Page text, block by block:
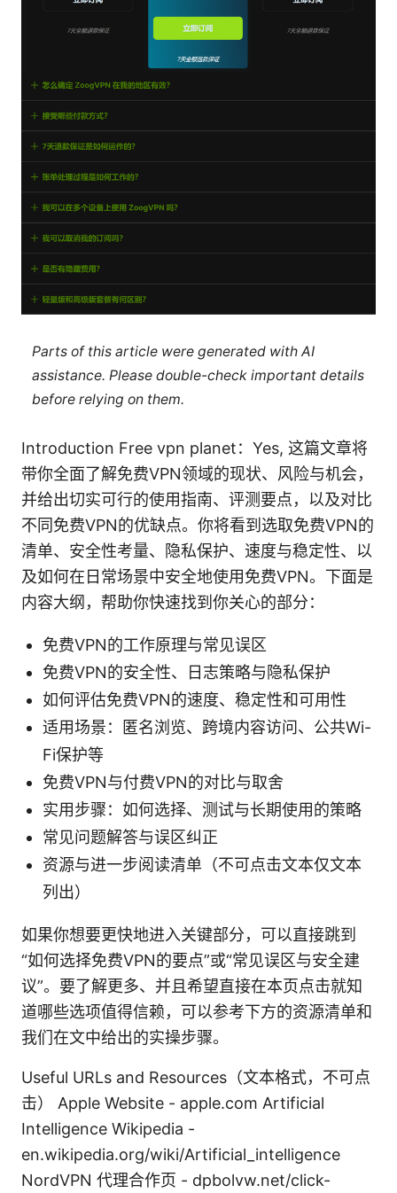
Parts of this article were generated with AI
assistance. Please double-check important details
before relying on them.
Introduction Free vpn planet：Yes, 这篇文章将
带你全面了解免费VPN领域的现状、风险与机会，
并给出切实可行的使用指南、评测要点，以及对比
不同免费VPN的优缺点。你将看到选取免费VPN的
清单、安全性考量、隐私保护、速度与稳定性、以
及如何在日常场景中安全地使用免费VPN。下面是
内容大纲，帮助你快速找到你关心的部分：
免费VPN的工作原理与常见误区
免费VPN的安全性、日志策略与隐私保护
如何评估免费VPN的速度、稳定性和可用性
适用场景：匿名浏览、跨境内容访问、公共Wi-
Fi保护等
免费VPN与付费VPN的对比与取舍
实用步骤：如何选择、测试与长期使用的策略
常见问题解答与误区纠正
资源与进一步阅读清单（不可点击文本仅文本
列出）
如果你想要更快地进入关键部分，可以直接跳到
“如何选择免费VPN的要点”或“常见误区与安全建
议”。要了解更多、并且希望直接在本页点击就知
道哪些选项值得信赖，可以参考下方的资源清单和
我们在文中给出的实操步骤。
Useful URLs and Resources（文本格式，不可点
击） Apple Website - apple.com Artificial
Intelligence Wikipedia -
en.wikipedia.org/wiki/Artificial_intelligence
NordVPN 代理合作页 - dpbolvw.net/click-